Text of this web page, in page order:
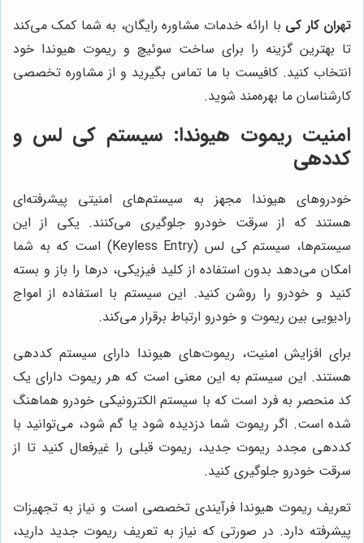
تهران کار کی با ارائه خدمات مشاوره رایگان، به شما کمک می‌کند
تا بهترین گزینه را برای ساخت سوئیچ و ریموت هیوندا خود
انتخاب کنید. کافیست با ما تماس بگیرید و از مشاوره تخصصی
کارشناسان ما بهره‌مند شوید.
امنیت ریموت هیوندا: سیستم کی لس و
کددهی
خودروهای هیوندا مجهز به سیستم‌های امنیتی پیشرفته‌ای
هستند که از سرقت خودرو جلوگیری می‌کنند. یکی از این
سیستم‌ها، سیستم کی لس (Keyless Entry) است که به شما
امکان می‌دهد بدون استفاده از کلید فیزیکی، درها را باز و بسته
کنید و خودرو را روشن کنید. این سیستم با استفاده از امواج
رادیویی بین ریموت و خودرو ارتباط برقرار می‌کند.
برای افزایش امنیت، ریموت‌های هیوندا دارای سیستم کددهی
هستند. این سیستم به این معنی است که هر ریموت دارای یک
کد منحصر به فرد است که با سیستم الکترونیکی خودرو هماهنگ
شده است. اگر ریموت شما دزدیده شود یا گم شود، می‌توانید با
کددهی مجدد ریموت جدید، ریموت قبلی را غیرفعال کنید تا از
سرقت خودرو جلوگیری کنید.
تعریف ریموت هیوندا فرآیندی تخصصی است و نیاز به تجهیزات
پیشرفته دارد. در صورتی که نیاز به تعریف ریموت جدید دارید،